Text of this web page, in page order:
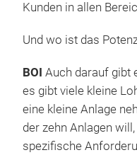
Kunden in allen
Und wo ist das
BOI Auch darauf gibt
es gibt viele kleine
eine kleine Anlage
der zehn Anlagen
spezifische